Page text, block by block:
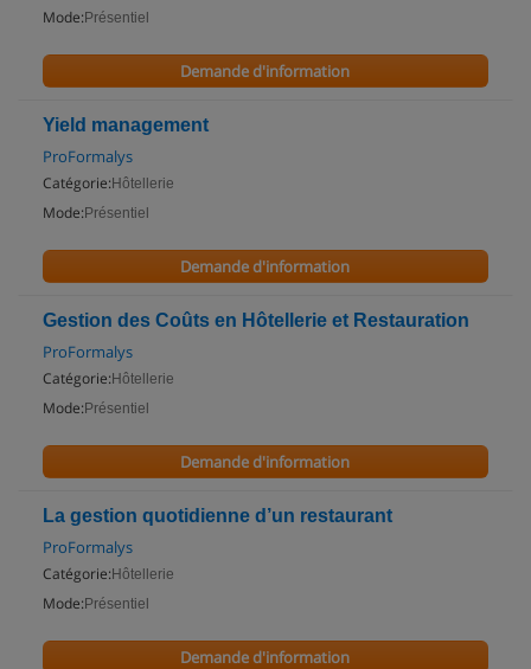
Mode: Présentiel
Demande d'information
Yield management
ProFormalys
Catégorie: Hôtellerie
Mode: Présentiel
Demande d'information
Gestion des Coûts en Hôtellerie et Restauration
ProFormalys
Catégorie: Hôtellerie
Mode: Présentiel
Demande d'information
La gestion quotidienne d’un restaurant
ProFormalys
Catégorie: Hôtellerie
Mode: Présentiel
Demande d'information